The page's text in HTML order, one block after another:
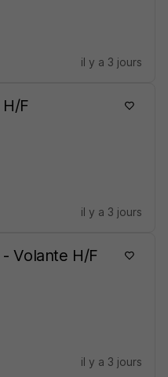
il y a 3 jours
F
il y a 3 jours
Volante H/F
il y a 3 jours